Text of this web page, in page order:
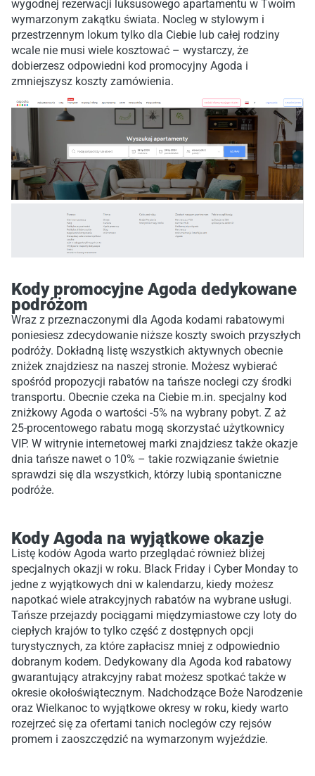
wygodnej rezerwacji luksusowego apartamentu w Twoim
wymarzonym zakątku świata. Nocleg w stylowym i
przestrzennym lokum tylko dla Ciebie lub całej rodziny
wcale nie musi wiele kosztować – wystarczy, że
dobierzesz odpowiedni kod promocyjny Agoda i
zmniejszysz koszty zamówienia.
Kody promocyjne Agoda dedykowane
podróżom
Wraz z przeznaczonymi dla Agoda kodami rabatowymi
poniesiesz zdecydowanie niższe koszty swoich przyszłych
podróży. Dokładną listę wszystkich aktywnych obecnie
zniżek znajdziesz na naszej stronie. Możesz wybierać
spośród propozycji rabatów na tańsze noclegi czy środki
transportu. Obecnie czeka na Ciebie m.in. specjalny kod
zniżkowy Agoda o wartości -5% na wybrany pobyt. Z aż
25-procentowego rabatu mogą skorzystać użytkownicy
VIP. W witrynie internetowej marki znajdziesz także okazje
dnia tańsze nawet o 10% – takie rozwiązanie świetnie
sprawdzi się dla wszystkich, którzy lubią spontaniczne
podróże.
Kody Agoda na wyjątkowe okazje
Listę kodów Agoda warto przeglądać również bliżej
specjalnych okazji w roku. Black Friday i Cyber Monday to
jedne z wyjątkowych dni w kalendarzu, kiedy możesz
napotkać wiele atrakcyjnych rabatów na wybrane usługi.
Tańsze przejazdy pociągami międzymiastowe czy loty do
ciepłych krajów to tylko część z dostępnych opcji
turystycznych, za które zapłacisz mniej z odpowiednio
dobranym kodem. Dedykowany dla Agoda kod rabatowy
gwarantujący atrakcyjny rabat możesz spotkać także w
okresie okołoświątecznym. Nadchodzące Boże Narodzenie
oraz Wielkanoc to wyjątkowe okresy w roku, kiedy warto
rozejrzeć się za ofertami tanich noclegów czy rejsów
promem i zaoszczędzić na wymarzonym wyjeździe.